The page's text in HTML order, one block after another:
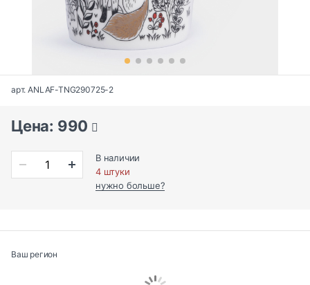
арт. ANLAF-TNG290725-2
Цена: 990
В наличии
4 штуки
нужно больше?
Ваш регион